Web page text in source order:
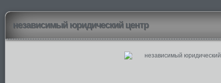
независимый юридический центр